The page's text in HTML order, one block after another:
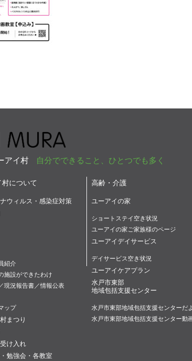
アイ村 自分でできること、ひとつでも多く
について
ウィルス・感染症対策
紹介
施設ができたわけ
現況報告書／情報公表
ップ
まつり
け入れ
勉強会・各教室
高齢・介護
ユーアイの家
ショートステイ空き状況
ユーアイの家ご家族様のページ
ユーアイデイサービス
デイサービス空き状況
ユーアイケアプラン
水戸市東部
地域包括支援センター
水戸市東部地域包括支援センターだ
水戸市東部地域包括支援センター動